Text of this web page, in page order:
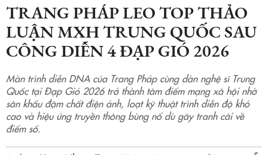
TRANG PHÁP LEO TOP THẢO
LUẬN MXH TRUNG QUỐC SAU
CÔNG DIỄN 4 ĐẠP GIÓ 2026
Màn trình diễn DNA của Trang Pháp cùng dàn nghệ sĩ Trung
Quốc tại Đạp Gió 2026 trở thành tâm điểm mạng xã hội nhờ
sân khấu đậm chất điện ảnh, loạt kỹ thuật trình diễn độ khó
cao và hiệu ứng truyền thông bùng nổ dù gây tranh cãi về
điểm số.